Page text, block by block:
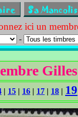
ici un
-
Gilles
| 15 | 16 | 17 | 18 | 19